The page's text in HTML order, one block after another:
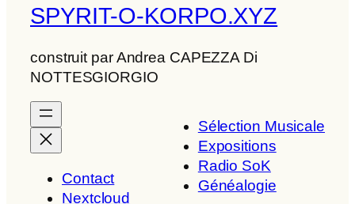
SPYRIT-O-KORPO.XYZ
construit par Andrea CAPEZZA Di
NOTTESGIORGIO
Contact
Nextcloud
Sélection Musicale
Expositions
Radio SoK
Généalogie